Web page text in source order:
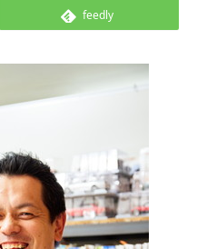
feedly